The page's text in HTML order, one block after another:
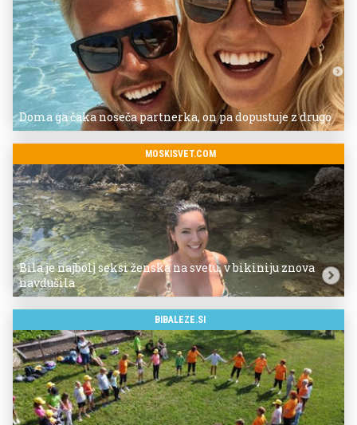
Doma ga čaka noseča partnerka, on pa dopustuje z drugo
MOSKISVET.COM
Bila je najbolj seksi ženska na svetu, v bikiniju znova
navdušila
BIBALEZE.SI